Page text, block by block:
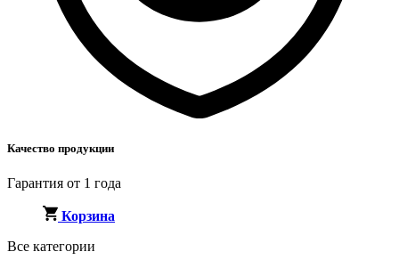
Качество продукции
Гарантия от 1 года
Корзина
Все категории